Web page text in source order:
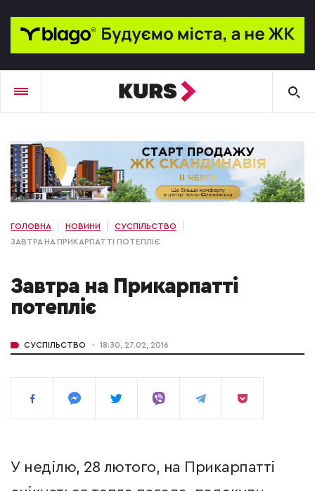
ГОЛОВНА НОВИНИ
СУСПІЛЬСТВО
ЗАВТРА НА ПРИКАРПАТТІ ПОТЕПЛІЄ
Завтра на Прикарпатті
потепліє
СУСПІЛЬСТВО 18:30, 27.02, 2016
У неділю, 28 лютого, на Прикарпатті